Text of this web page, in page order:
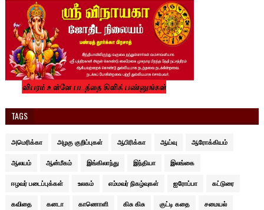
TAGS
அமெரிக்கா அழகு குறிப்புகள் ஆபிரிக்கா ஆய்வு ஆரோக்கியம்
ஆலயம் ஆன்மீகம் இங்கிலாந்து இந்தியா இலங்கை
ஈழவர் படைப்புக்கள் உலகம் எம்மவர் நிகழ்வுகள் ஐரோப்பா கட்டுரை
கவிதை கனடா காணொளி கிசு கிசு குட்டி கதை சமையல்